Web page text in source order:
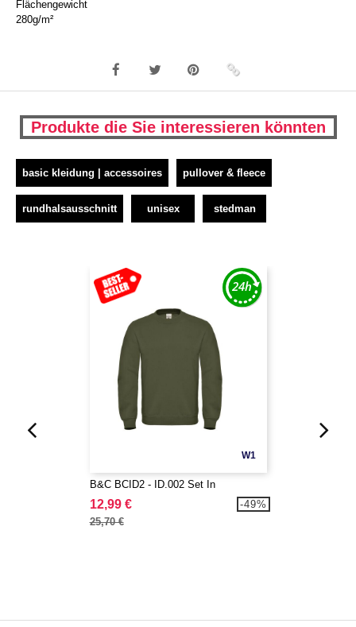
Flächengewicht
280g/m²
Produkte die Sie interessieren könnten
basic kleidung | accessoires pullover & fleece
rundhalsausschnitt unisex stedman
W1
B&C BCID2 - ID.002 Set In
12,99 €
25,70 €
-49%